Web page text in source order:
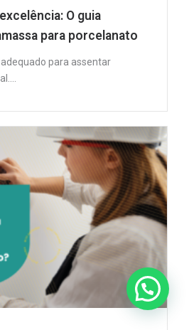
O guia
para porcelanato
para assentar